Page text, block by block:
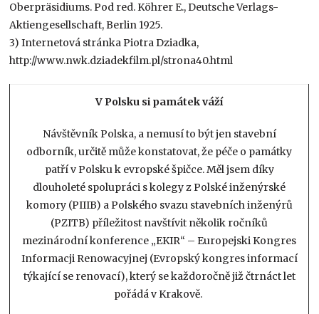
Oberpräsidiums. Pod red. Köhrer E., Deutsche Verlags-
Aktiengesellschaft, Berlin 1925.
3) Internetová stránka Piotra Dziadka,
http://www.nwk.dziadekfilm.pl/strona40.html
V Polsku si památek váží
Návštěvník Polska, a nemusí to být jen stavební
odborník, určitě může konstatovat, že péče o památky
patří v Polsku k evropské špičce. Měl jsem díky
dlouholeté spolupráci s kolegy z Polské inženýrské
komory (PIIIB) a Polského svazu stavebních inženýrů
(PZITB) příležitost navštívit několik ročníků
mezinárodní konference „EKIR“ – Europejski Kongres
Informacji Renowacyjnej (Evropský kongres informací
týkající se renovací), který se každoročně již čtrnáct let
pořádá v Krakově.